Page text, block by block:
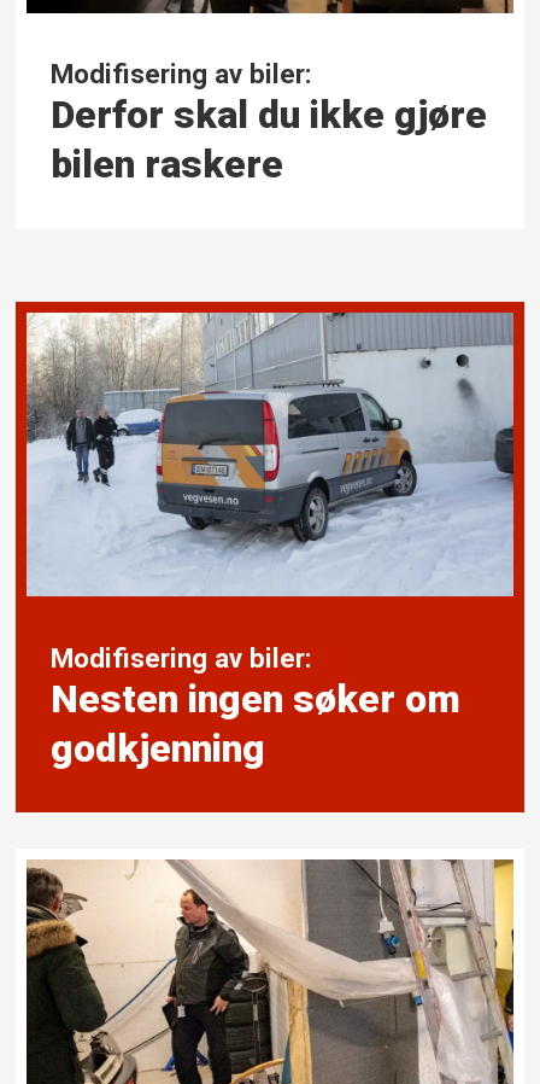
Modifisering av biler:
Derfor skal du ikke gjøre
bilen raskere
Modifisering av biler:
Nesten ingen søker om
godkjenning